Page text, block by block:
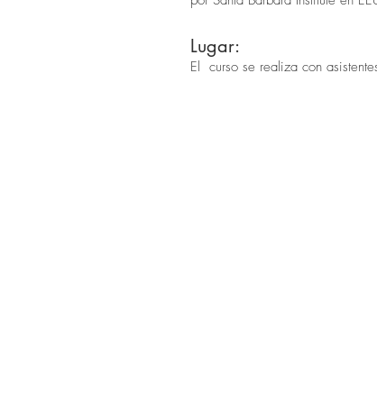
Lugar:
El curso se realiza con